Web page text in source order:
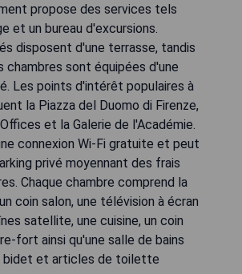
propose des services tels
et un bureau d'excursions.
disposent d'une terrasse, tandis
chambres sont équipées d'une
Les points d'intérêt populaires à
la Piazza del Duomo di Firenze,
et la Galerie de l'Académie.
connexion Wi-Fi gratuite et peut
privé moyennant des frais
Chaque chambre comprend la
coin salon, une télévision à écran
satellite, une cuisine, un coin
fort ainsi qu'une salle de bains
bidet et articles de toilette